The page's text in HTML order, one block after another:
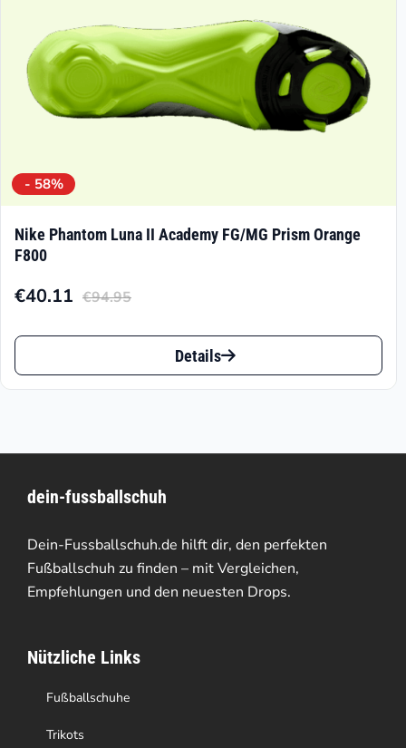
Produktseite
gewählt
werden
- 58%
Nike Phantom Luna II Academy FG/MG Prism Orange
F800
€94.95
Ursprünglicher
Preis
€94.95
€40.11
Aktueller
Preis
€40.11.
Dieses
Produkt
auf.
Die
Optionen
können
der
Produktseite
gewählt
Details
dein-fussballschuh
Dein-Fussballschuh.de hilft dir, den perfekten
Fußballschuh zu finden – mit Vergleichen,
Empfehlungen und den neuesten Drops.
Nützliche Links
Fußballschuhe
Trikots